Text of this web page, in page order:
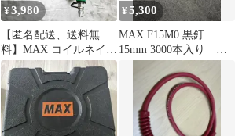
¥3,980
【匿名配送、送料無
料】MAX コイルネイ
ラ CN-351 現状品
¥5,300
MAX F15M0 黒釘
15mm 3000本入り ク